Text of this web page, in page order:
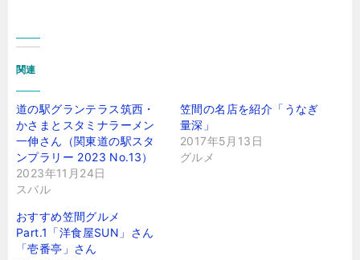
関連
道の駅グランテラス筑西・
かさまとスタミナラーメン
一伸さん（関東道の駅スタ
ンプラリー 2023 No.13）
2023年11月24日
スバル
笠間の名店を紹介「うなぎ
量深」
2017年5月13日
グルメ
おすすめ笠間グルメ
Part.1「洋食屋SUN」さん
「壱番亭」さん